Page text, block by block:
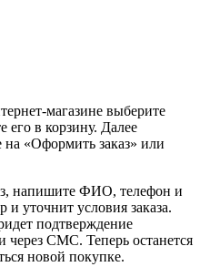
магазине выберите
его в корзину. Далее
«Оформить заказ» или
напишите ФИО, телефон и
уточнит условия заказа.
подтверждение
через СМС. Теперь останется
новой покупке.